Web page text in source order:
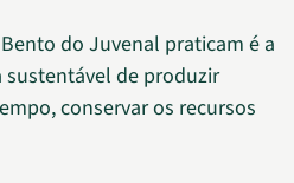
do Juvenal praticam é a
de produzir
conservar os recursos